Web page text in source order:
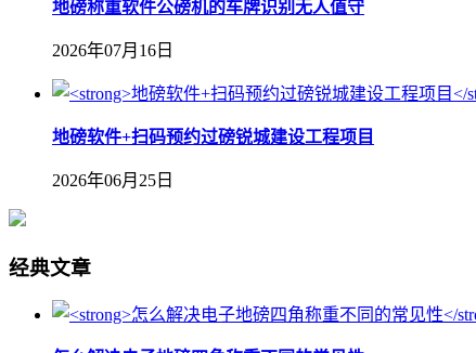
地磅称重软件公磅机的车牌识别无人值守
2026年07月16日
地磅软件+扫码预约过磅锐城建设工程项目
2026年06月25日
经典文章